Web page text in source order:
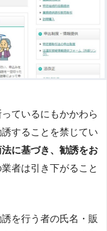
ているにもかかわら
することを禁じてい
法に基づき、勧誘をお
者は引き下がること
を行う者の氏名・販